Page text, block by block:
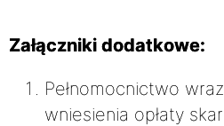
Załączniki dodatkowe:
Pełnomocnictwo
wniesienia opłaty